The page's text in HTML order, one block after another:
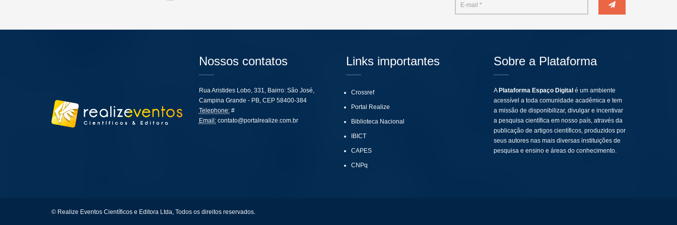
Nossos contatos
Rua Aristides Lobo, 331, Bairro: São José,
Campina Grande - PB, CEP 58400-384
Telephone:#
Email: contato@portalrealize.com.br
Links importantes
Crossref
Portal Realize
Biblioteca Nacional
IBICT
CAPES
CNPq
Sobre a Plataforma
A Plataforma Espaço Digital é um ambiente
acessível a toda comunidade acadêmica e tem
a missão de disponibilizar, divulgar e incentivar
a pesquisa científica em nosso país, através da
publicação de artigos científicos, produzidos por
seus autores nas mais diversas instituições de
pesquisa e ensino e áreas do conhecimento.
© Realize Eventos Científicos e Editora Ltda, Todos os direitos reservados.